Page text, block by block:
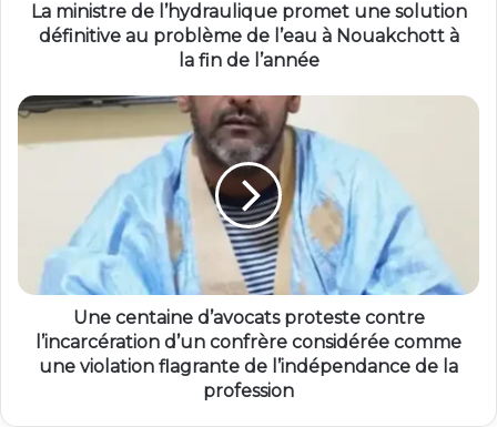
La ministre de l’hydraulique promet une solution
définitive au problème de l’eau à Nouakchott à
la fin de l’année
Une centaine d’avocats proteste contre
l’incarcération d’un confrère considérée comme
une violation flagrante de l’indépendance de la
profession